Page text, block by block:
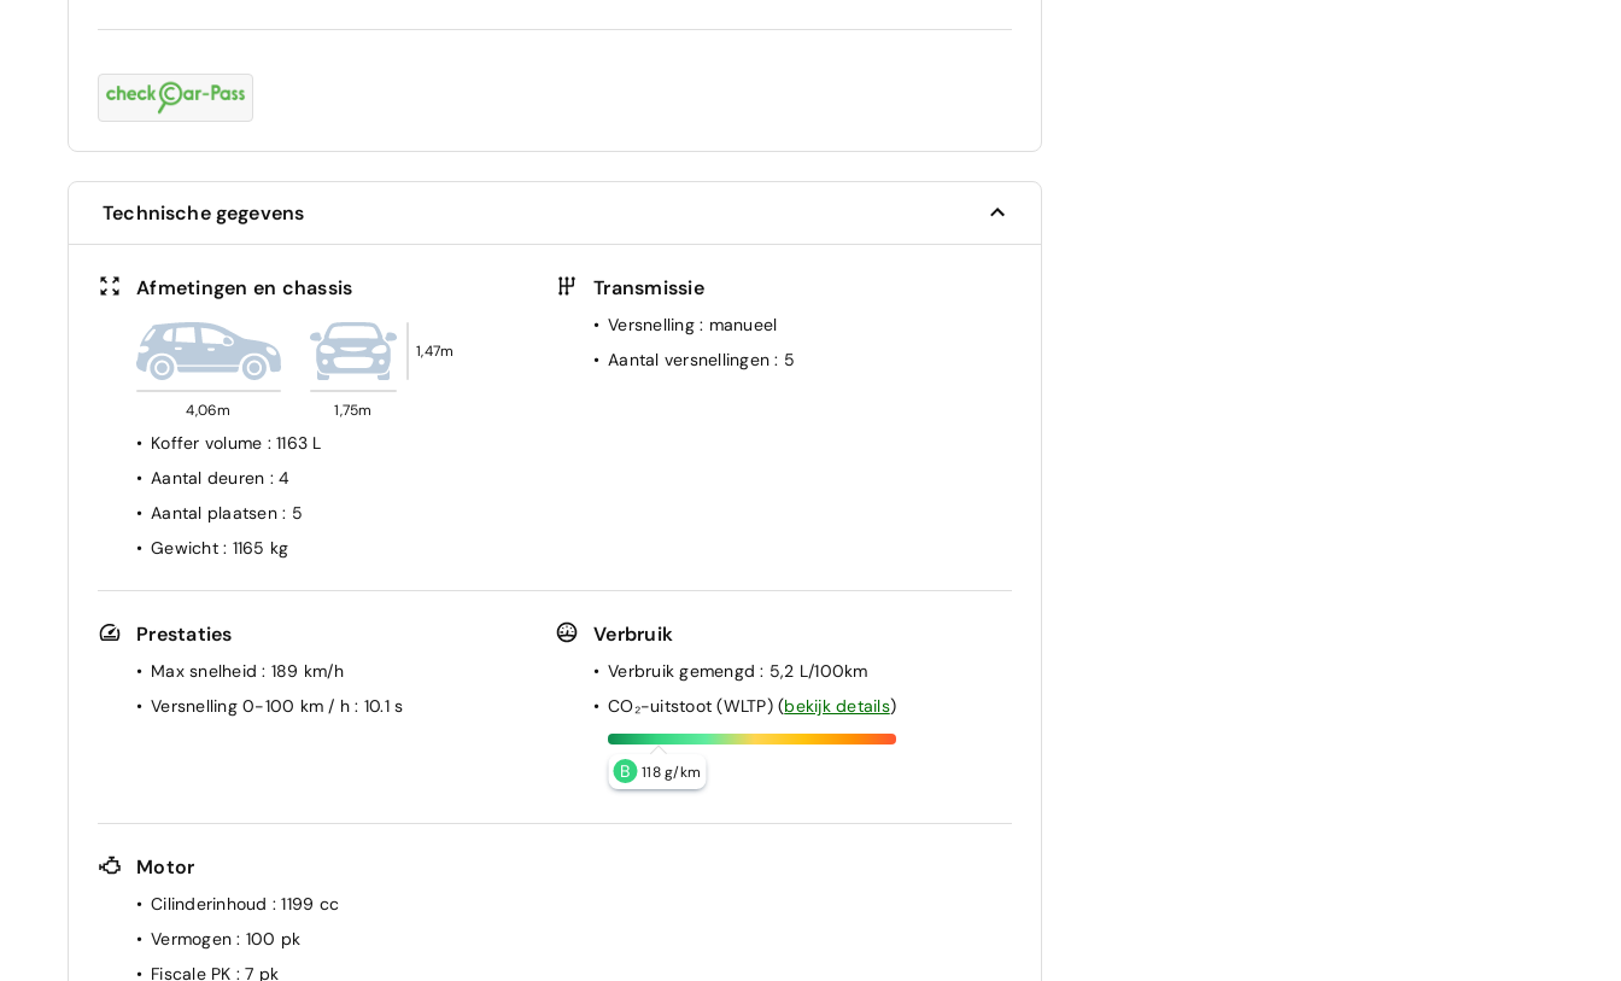
ABS
Technische gegevens
Afmetingen en chassis
4,06m 1,75m
1,47m
Koffer volume : 1163 L
Aantal deuren : 4
Aantal plaatsen : 5
Gewicht : 1165 kg
Transmissie
Versnelling : manueel
Aantal versnellingen: 5
Prestaties
Max snelheid: 189 km/h
Versnelling 0-100 km / h: 10.1 s
Verbruik
Verbruik gemengd: 5,2 L/100km
CO₂-uitstoot (WLTP) (bekijk details)
B 118 g/km
Motor
Cilinderinhoud : 1199 cc
Vermogen: 100 pk
Fiscale PK : 7 pk